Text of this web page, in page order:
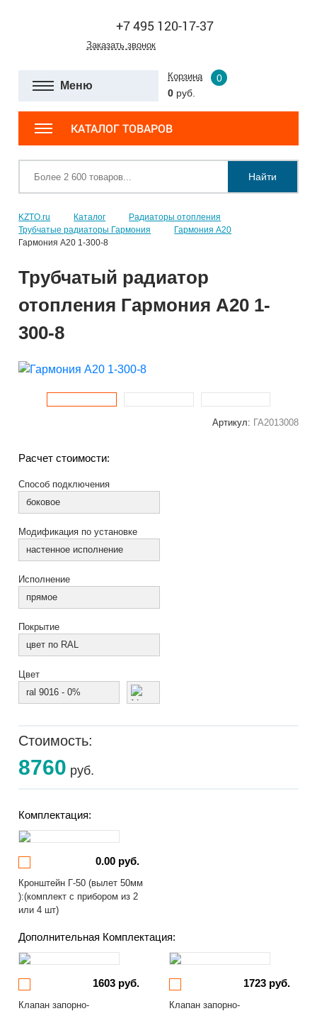
+7 495 120-17-37
Заказать звонок
Меню
Корзина
0
0 руб.
КАТАЛОГ ТОВАРОВ
Найти
KZTO.ru Каталог
Радиаторы отопления
Трубчатые радиаторы Гармония
Гармония А20
Гармония А20 1-300-8
Трубчатый радиатор
отопления Гармония А20 1-
300-8
Артикул: ГА2013008
Расчет стоимости:
Способ подключения
боковое
Модификация по установке
настенное исполнение
Исполнение
прямое
Покрытие
цвет по RAL
Цвет
ral 9016 - 0%
Стоимость:
8760 руб.
Комплектация:
0.00 руб.
Кронштейн Г-50 (вылет 50мм
):(комплект с прибором из 2
или 4 шт)
Дополнительная Комплектация:
1603 руб.
Клапан запорно-
1723 руб.
Клапан запорно-